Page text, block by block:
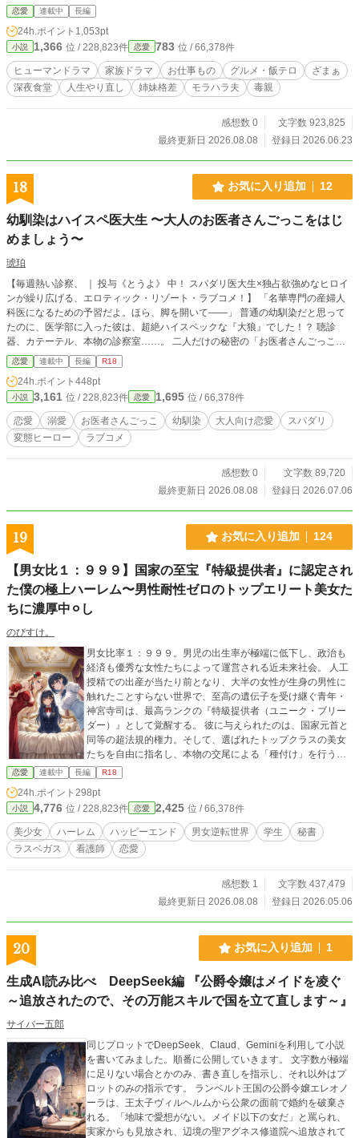
い味噌汁。 特別な料理ではない。 それなのに、彼女の店には
なぜか、人生に傷を抱えた人ばかりが集まってくる。 離婚届
を出せずにいる看護師。 家に帰れない高校生。 孤独な老人。
夢に破れた会社員。 そして、いつも閉店間際に現れる冷徹な
弁護士・黒瀬怜司。 黒瀬は、美琴が夫側に都合よく追い出さ
れたことに気づき、静かに告げる。 「あなたは優しいんじゃ
ない。奪われることに慣らされていただけです」 一方、美琴
親族付き合いの重さを知り、少しずつ崩れていく。 「戻って
きてくれ」 「お姉ちゃん、少しくらい助けてよ」 もう遅い。
屋で人の心を満たしながら、自分の人生を取り戻していく物
恋愛 連載中 長編
24h.ポイント 1,053pt
小説 1,366 位 / 228,823件 恋愛 783 位 / 66,378件
ヒューマンドラマ 家族ドラマ お仕事もの グルメ・飯テロ
ざまぁ
深夜食堂
人生やり直し 姉妹格差 モラハラ夫 毒親
感想数 0
文字数 923,825
最終更新日 2026.08.08
登録日 2026.06.23
18 お気に入り追加 12
幼馴染はハイスペ医大生 〜大人のお医者さんごっこをはじ
めましょう〜
琥珀
【毎週熱い診察、 ｜ 投与《とうよ》 中！ スパダリ医大生×独占欲強めなヒロイ
ンが繰り広げる、エロティック・リゾート・ラブコメ！】 「名華専門の産婦人
科医になるための予習だよ。ほら、脚を開いて――」 普通の幼馴染だと思って
たのに、医学部に入った彼は、超絶ハイスペックな『大狼』でした！？ 聴診
器、カテーテル、本物の診察室……。 二人だけの秘密の「お医者さんごっこ」
は、毎週末、過激にエロティックにエスカレート中！ 女子大生の名華（めい
か）の恋人は、ハイスペックな医大生の幼馴染・光輝（こうき）。 付き合って
いることも、毎週末のように彼のマンションで濃厚に身体を重ね合っていること
も、大学の友人たちには絶対に秘密。 「将来、名華を一番安全に愛してあげる
ための『実習』だからね」 そんな大義名分を掲げる光輝に、胸の音を聴かれ、
指先で奥の奥まで ｜ 触診《しょくしん》 され、特大の『特効薬（ペニス）』を
最奥まで ｜ 投与《とうよ》 される日々。 お医者さんごっこの背徳感と、光輝の
る。 沖縄旅行での事件をきっかけに、名華の親友で清楚系巨乳美女の美姫乃
私が北山くんの全裸カテーテルの練習台になってあげようかな」 天然ゆえに過
激なアプローチを仕掛ける美姫乃に、名華の嫉妬心と独占欲は限界突破！ クロ
ーゼットでの隠密監視、そして……まさかの二人同時の全裸回診から、禁断の変
則3Pプレイへとなだれ込んでいき――！？ 「光輝の大きな注射を打っていいの
は、私だけなんだから！」 独占欲に狂う名華は、愛しい恋人を守り抜き、その
すべてを自らの蜜で『上書き』できるのか！？ ハラハラドキドキの恋愛心理戦
と、脳髄が融けるほど濃厚な医療（エロ）シチュエーションが満載の、官能ラブ
コメディ！
恋愛 連載中 長編 R18
24h.ポイント 448pt
小説 3,161 位 / 228,823件 恋愛 1,695 位 / 66,378件
恋愛 溺愛 お医者さんごっこ 幼馴染 大人向け恋愛
スパダリ
変態ヒーロー
ラブコメ
感想数 0
文字数 89,720
最終更新日 2026.08.08
登録日 2026.07.06
19 お気に入り追加 124
【男女比１：９９９】国家の至宝『特級提供者』に認定され
た僕の極上ハーレム〜男性耐性ゼロのトップエリート美女た
ちに濃厚中⚪︎し
のびすけ。
男女比率１：９９９。男児の出生率が極端に低下し、政治も
経済も優秀な女性たちによって運営される近未来社会。 人工
授精での出産が当たり前となり、大半の女性が生身の男性に
触れたことすらない世界で、至高の遺伝子を受け継ぐ青年・
神宮寺司は、最高ランクの『特級提供者（ユニーク・ブリー
ダー）』として覚醒する。 彼に与えられたのは、国家元首と
同等の超法規的権力。そして、選ばれたトップクラスの美女
たちを自由に指名し、本物の交尾による「種付け」を行うと
いう極上の特権だった。 司の圧倒的なオスのフェロモンと、
包み込むような底なしの優しさ、そして熱く脈打つ極上のペ
ニスの前では、どんなに気高い女性も理性を保つことはでき
ない。 男の快感を恐れていた冷徹なトップエリート長官・氷
室玲奈を、甘くねちっこい愛撫で陥落させ、とろとろに蕩け
た専属秘書へと作り変えた司。 次なる種付けの舞台は、世界
中から選りすぐりの天才美少女たちが集う「創星国際女学
を気合いで跳ね返そうとするストイックなアスリート、プラ
イドの高いハリウッド女優……。 どんなに才能に溢れ、男を
っ……！♡」と絶頂を繰り返す快感依存の雌へと堕ちてい
と愛で孕ませていく至福のハーレム種付け録。 ◇ 【作者よ
り】 とにかく自分の好きなシチュエーションで、色々なタイ
（笑）。 ヒロインの強がった建前が崩れてポンコツになるギ
ャップや、純愛ベースの濃厚な中⚪︎しカタルシスを、じっく
りねちっこく書いていきたいと思っています。 筆者の性癖に
忠実に、書きたいエロを書きたい時に執筆していくスタイル
なので、不定期更新になるかもしれませんが、のんびりとお
付き合いいただき、一緒に楽しんでいただければ幸いです！
よろしくお願いします！
恋愛 連載中 長編 R18
24h.ポイント 298pt
小説 4,776 位 / 228,823件 恋愛 2,425 位 / 66,378件
美少女 ハーレム ハッピーエンド 男女逆転世界 学生
秘書
ラスベガス
看護師 恋愛
感想数 1
文字数 437,479
最終更新日 2026.08.08
登録日 2026.05.06
20 お気に入り追加 1
生成AI読み比べ DeepSeek編 『公爵令嬢はメイドを凌ぐ
～追放されたので、その万能スキルで国を立て直します～』
サイバー五郎
同じプロットでDeepSeek、Claud、Geminiを利用して小説
を書いてみました。順番に公開していきます。 文字数が極端
に足りない場合とかのみ、書き直しを指示し、それ以外はプ
ロットのみの指示です。 ランベルト王国の公爵令嬢エレオノ
ーラは、王太子ヴィルヘルムから公衆の面前で婚約を破棄さ
れる。「地味で愛想がない。メイド以下の女だ」と罵られ、
実家からも見放され、辺境の聖アグネス修道院へ追放されて